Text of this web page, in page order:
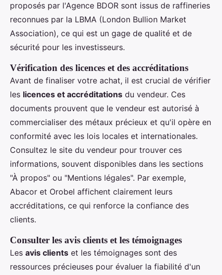
proposés par l'Agence BDOR sont issus de raffineries
reconnues par la LBMA (London Bullion Market
Association), ce qui est un gage de qualité et de
sécurité pour les investisseurs.
Vérification des licences et des accréditations
Avant de finaliser votre achat, il est crucial de vérifier
les licences et accréditations du vendeur. Ces
documents prouvent que le vendeur est autorisé à
commercialiser des métaux précieux et qu'il opère en
conformité avec les lois locales et internationales.
Consultez le site du vendeur pour trouver ces
informations, souvent disponibles dans les sections
"À propos" ou "Mentions légales". Par exemple,
Abacor et Orobel affichent clairement leurs
accréditations, ce qui renforce la confiance des
clients.
Consulter les avis clients et les témoignages
Les avis clients et les témoignages sont des
ressources précieuses pour évaluer la fiabilité d'un